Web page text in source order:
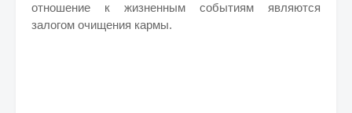
отношение к жизненным событиям являются
залогом очищения кармы.